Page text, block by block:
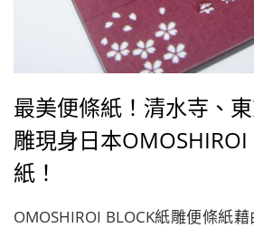
最美便條紙！清水寺、
雕現身日本OMOSHIROI
紙！
OMOSHIROI BLOCK紙雕便條紙